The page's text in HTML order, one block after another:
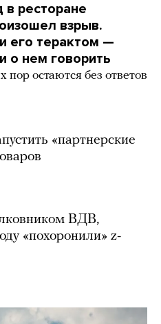
ресторане
взрыв.
его терактом —
о нем говорить
пор остаются без ответов
«партнерские
ВДВ,
«похоронили» z-